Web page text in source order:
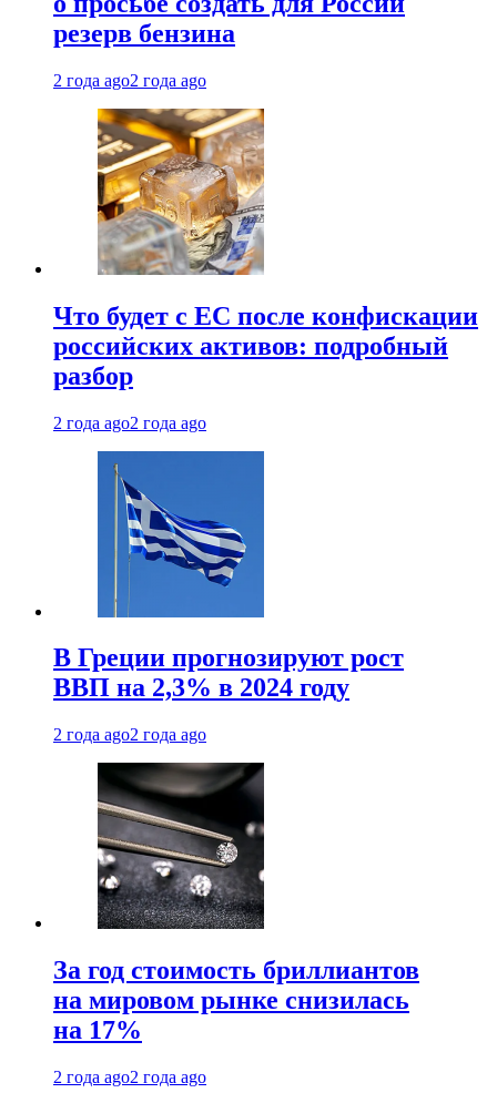
резерв бензина
2 года ago2 года ago
Что будет с ЕС после конфискации
российских активов: подробный
разбор
2 года ago2 года ago
В Греции прогнозируют рост
ВВП на 2,3% в 2024 году
2 года ago2 года ago
За год стоимость бриллиантов
на мировом рынке снизилась
на 17%
2 года ago2 года ago